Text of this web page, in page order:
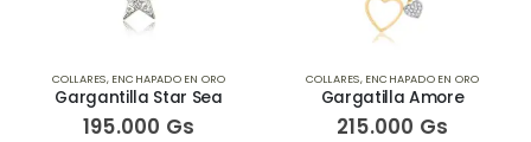
COLLARES,ENCHAPADO EN ORO
Gargatilla Amore
215.000
COLLARES,ENCHAPADO EN ORO
Gargantilla Barbara
235.000